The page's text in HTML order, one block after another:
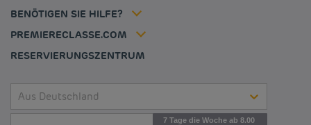
BENÖTIGEN SIE HILFE?
PREMIERECLASSE.COM
RESERVIERUNGSZENTRUM
Aus Deutschland
7 Tage die Woche ab 8.00